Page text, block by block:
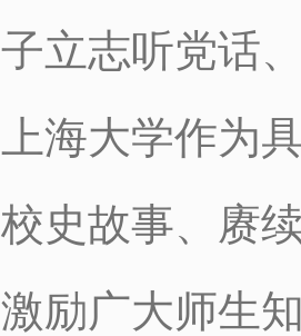
立志听党话
海大学作为
史故事、赓
励广大师生